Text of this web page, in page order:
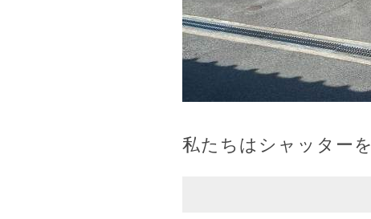
私たちはシャッター